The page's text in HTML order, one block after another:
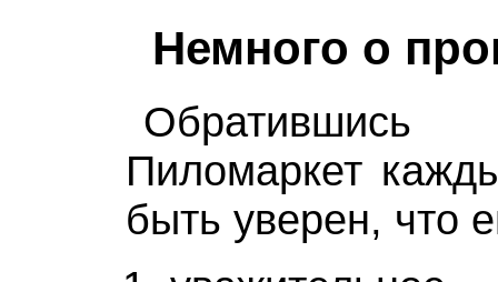
Немного о
Пиломаркет
быть уверен, что